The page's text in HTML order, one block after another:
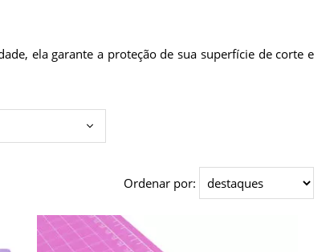
ela garante a proteção de sua superfície de corte e
Ordenar por: